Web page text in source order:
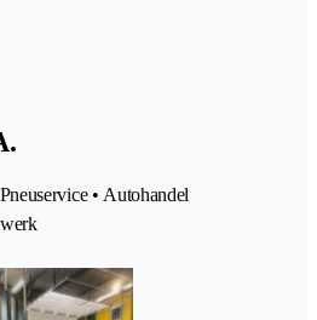
• Autohandel